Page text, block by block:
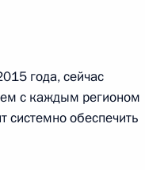
года, сейчас
с каждым регионом
системно обеспечить